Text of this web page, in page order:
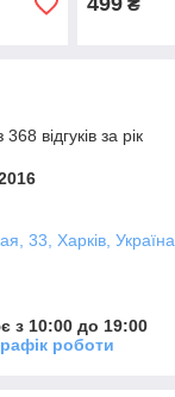
₴
відгуків за рік
33, Харків, Україна
з 10:00 до 19:00
роботи